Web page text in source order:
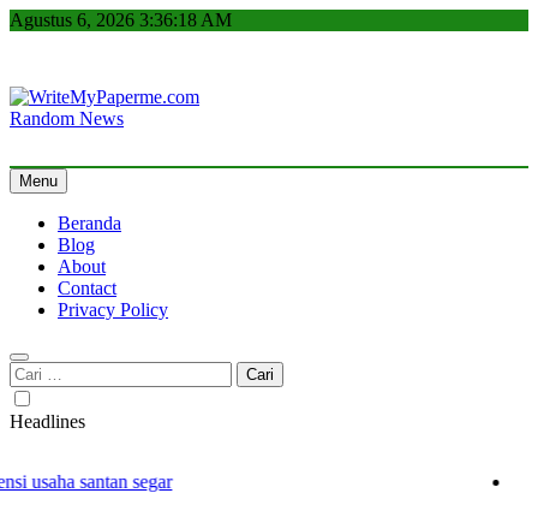
Skip
Agustus 6, 2026 3:36:19 AM
WriteMyPaperme.com
Random News
Menu
Beranda
Blog
About
Contact
Privacy Policy
Cari
untuk:
Headlines